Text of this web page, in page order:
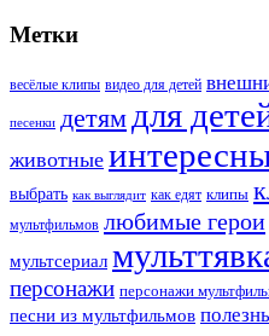
Метки
весёлые клипы видео для детей
песенки детям для
животные
выбрать как выглядит как едят клипы
мультфильмов любимые герои
мультсериал
персонажи персонажи
песни из мультфильмов